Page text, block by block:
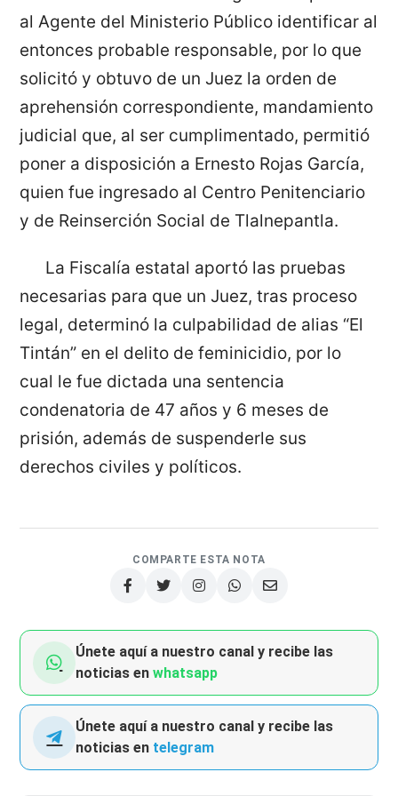
al Agente del Ministerio Público identificar al
entonces probable responsable, por lo que
solicitó y obtuvo de un Juez la orden de
aprehensión correspondiente, mandamiento
judicial que, al ser cumplimentado, permitió
poner a disposición a Ernesto Rojas García,
quien fue ingresado al Centro Penitenciario
y de Reinserción Social de Tlalnepantla.
La Fiscalía estatal aportó las pruebas
necesarias para que un Juez, tras proceso
legal, determinó la culpabilidad de alias “El
Tintán” en el delito de feminicidio, por lo
cual le fue dictada una sentencia
condenatoria de 47 años y 6 meses de
prisión, además de suspenderle sus
derechos civiles y políticos.
COMPARTE ESTA NOTA
Únete aquí a nuestro canal y recibe las
noticias enwhatsapp
Únete aquí a nuestro canal y recibe las
noticias en telegram